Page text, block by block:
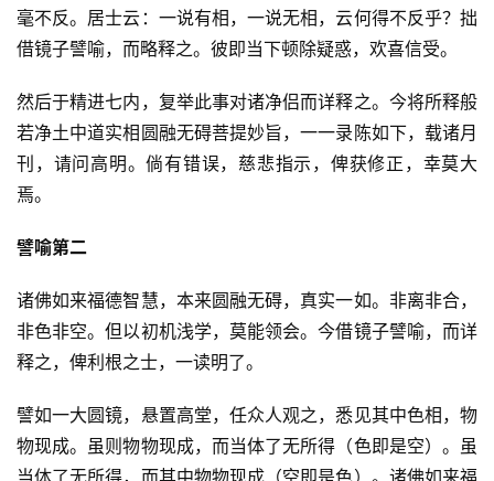
毫不反。居士云：一说有相，一说无相，云何得不反乎？拙
借镜子譬喻，而略释之。彼即当下顿除疑惑，欢喜信受。
然后于精进七内，复举此事对诸净侣而详释之。今将所释般
若净土中道实相圆融无碍菩提妙旨，一一录陈如下，载诸月
刊，请问高明。倘有错误，慈悲指示，俾获修正，幸莫大
焉。
譬喻第二
诸佛如来福德智慧，本来圆融无碍，真实一如。非离非合，
非色非空。但以初机浅学，莫能领会。今借镜子譬喻，而详
释之，俾利根之士，一读明了。
譬如一大圆镜，悬置高堂，任众人观之，悉见其中色相，物
物现成。虽则物物现成，而当体了无所得（色即是空）。虽
当体了无所得，而其中物物现成（空即是色）。诸佛如来福